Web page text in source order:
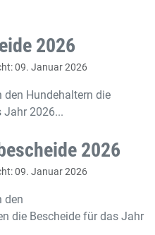
2026
09. Januar 2026
den Hundehaltern die
Jahr 2026...
2026
09. Januar 2026
den
die Bescheide für das Jahr